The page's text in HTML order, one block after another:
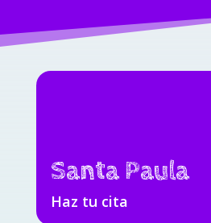
Santa Paula
Haz tu cita